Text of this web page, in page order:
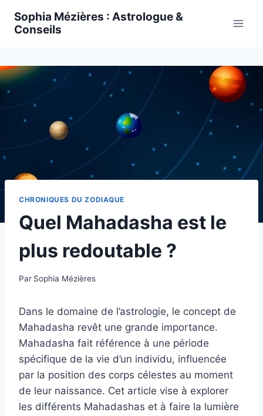
Sophia Mézières : Astrologue &
Conseils
CHRONIQUES DU ZODIAQUE
Quel Mahadasha est le
plus redoutable ?
Par Sophia Mézières
Dans le domaine de l’astrologie, le concept de
Mahadasha revêt une grande importance.
Mahadasha fait référence à une période
spécifique de la vie d’un individu, influencée
par la position des corps célestes au moment
de leur naissance. Cet article vise à explorer
les différents Mahadashas et à faire la lumière